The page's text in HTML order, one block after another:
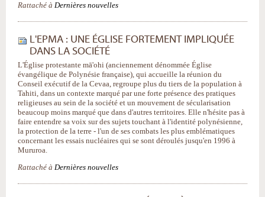
Rattaché à Dernières nouvelles
L'EPMA : UNE ÉGLISE FORTEMENT IMPLIQUÉE
DANS LA SOCIÉTÉ
L'Église protestante mā'ohi (anciennement dénommée Église
évangélique de Polynésie française), qui accueille la réunion du
Conseil exécutif de la Cevaa, regroupe plus du tiers de la population à
Tahiti, dans un contexte marqué par une forte présence des pratiques
religieuses au sein de la société et un mouvement de sécularisation
beaucoup moins marqué que dans d'autres territoires. Elle n'hésite pas à
faire entendre sa voix sur des sujets touchant à l'identité polynésienne,
la protection de la terre - l'un de ses combats les plus emblématiques
concernant les essais nucléaires qui se sont déroulés jusqu'en 1996 à
Mururoa.
Rattaché à Dernières nouvelles